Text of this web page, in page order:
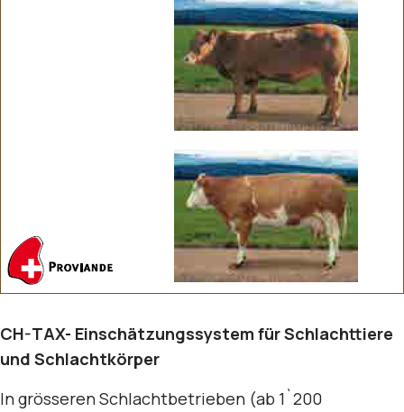
CH-TAX- Einschätzungssystem für Schlachttiere
und Schlachtkörper
In grösseren Schlachtbetrieben (ab 1`200